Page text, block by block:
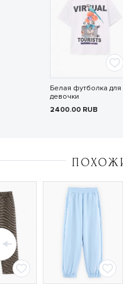
Белая футболка для
девочки
2400.00 RUB